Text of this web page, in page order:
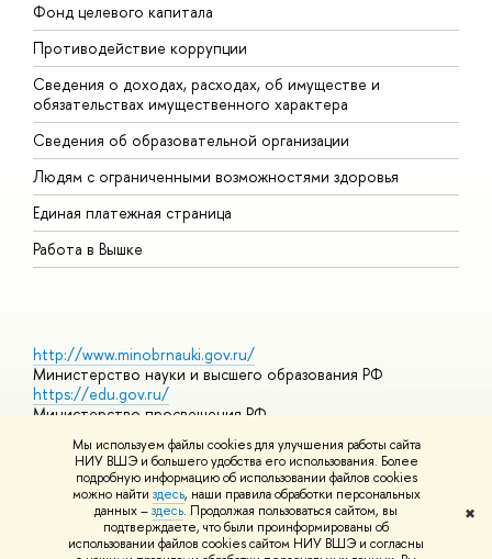
Мы используем файлы cookies для улучшения работы сайта
НИУ ВШЭ и большего удобства его использования. Более
подробную информацию об использовании файлов cookies
можно найти здесь, наши правила обработки персональных
данных –здесь. Продолжая пользоваться сайтом, вы
подтверждаете, что были проинформированы об
использовании файлов cookies сайтом НИУ ВШЭ и согласны
✖
Фонд целевого капитала
Противодействие коррупции
Сведения о доходах, расходах, об имуществе и
обязательствах имущественного характера
Сведения об образовательной организации
Людям с ограниченными возможностями здоровья
Единая платежная страница
Работа в Вышке
http://www.minobrnauki.gov.ru/
Министерство науки и высшего образования РФ
https://edu.gov.ru/
Министерство просвещения РФ
https://elearning.hse.ru/mooc
Массовые открытые онлайн-курсы
© НИУ ВШЭ 1993–2026 Адреса и контактыУсловия
использования материалов Политика конфиденциальности